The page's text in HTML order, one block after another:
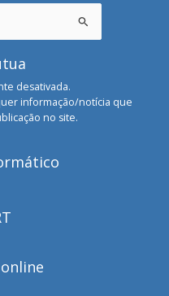
desativada.
informação/notícia que
no site.